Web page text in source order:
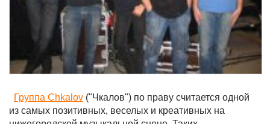
Группа Chkalov ("Чкалов") по праву считается одной
из самых позитивных, веселых и креативных на